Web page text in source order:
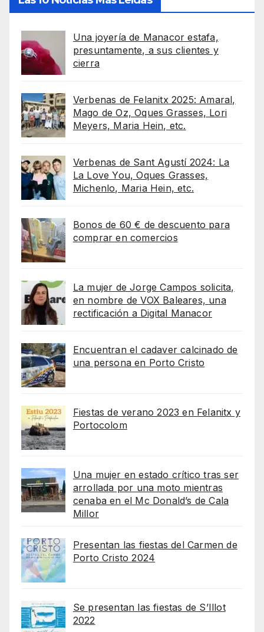
Una joyería de Manacor estafa,
presuntamente, a sus clientes y
cierra
Verbenas de Felanitx 2025: Amaral,
Mago de Oz, Oques Grasses, Lori
Meyers, Maria Hein, etc.
Verbenas de Sant Agustí 2024: La
La Love You, Oques Grasses,
Michenlo, Maria Hein, etc.
Bonos de 60 € de descuento para
comprar en comercios
La mujer de Jorge Campos solicita,
en nombre de VOX Baleares, una
rectificación a Digital Manacor
Encuentran el cadaver calcinado de
una persona en Porto Cristo
Fiestas de verano 2023 en Felanitx y
Portocolom
Una mujer en estado crítico tras ser
arrollada por una moto mientras
cenaba en el Mc Donald’s de Cala
Millor
Presentan las fiestas del Carmen de
Porto Cristo 2024
Se presentan las fiestas de S’Illot
2022